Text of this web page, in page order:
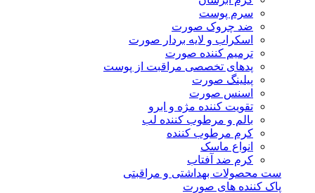
سرم پوست
ضد چروک صورت
اسکراب و لایه بردار صورت
ترمیم کننده صورت
پدهای تخصصی مراقبت از پوست
پیلینگ صورت
اسنس صورت
تقویت کننده مژه و ابرو
بالم و مرطوب کننده لب
کرم مرطوب کننده
انواع ماسک
کرم ضد آفتاب
ست محصولات بهداشتی و مراقبتی
پاک کننده های صورت